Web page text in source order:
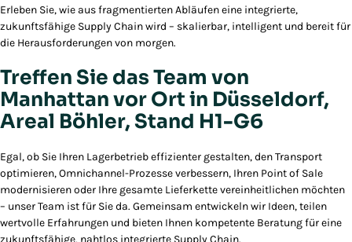
Erleben Sie, wie aus fragmentierten Abläufen eine integrierte,
zukunftsfähige Supply Chain wird – skalierbar, intelligent und bereit für
die Herausforderungen von morgen.
Treffen Sie das Team von
Manhattan vor Ort in Düsseldorf,
Areal Böhler, Stand H1-G6
Egal, ob Sie Ihren Lagerbetrieb effizienter gestalten, den Transport
optimieren, Omnichannel-Prozesse verbessern, Ihren Point of Sale
modernisieren oder Ihre gesamte Lieferkette vereinheitlichen möchten
– unser Team ist für Sie da. Gemeinsam entwickeln wir Ideen, teilen
wertvolle Erfahrungen und bieten Ihnen kompetente Beratung für eine
zukunftsfähige, nahtlos integrierte Supply Chain.